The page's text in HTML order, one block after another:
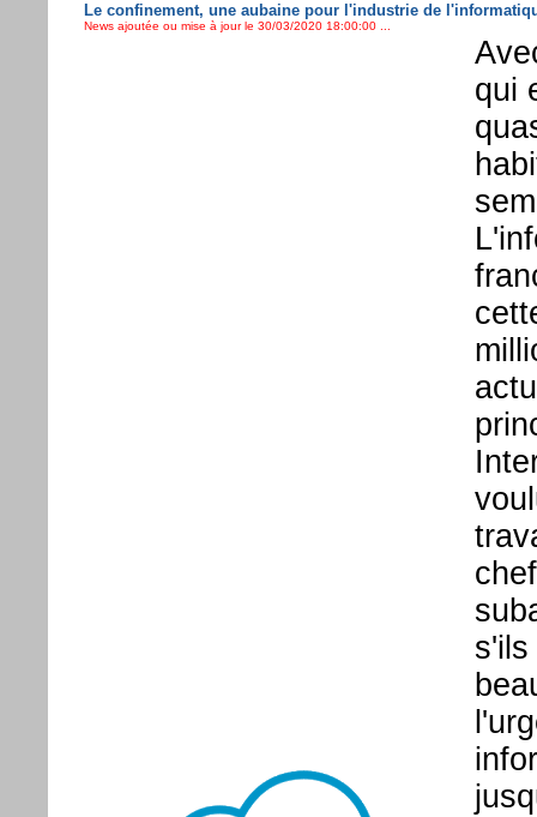
Le confinement, une aubaine pour l'industrie de
News ajoutée ou mise à jour le 30/03/2020 18:00:00 ...
qui
s'ils